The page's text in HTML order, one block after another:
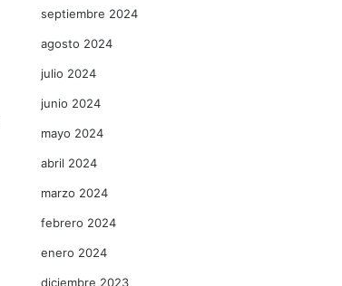
septiembre 2024
agosto 2024
julio 2024
junio 2024
mayo 2024
abril 2024
marzo 2024
febrero 2024
enero 2024
diciembre 2023